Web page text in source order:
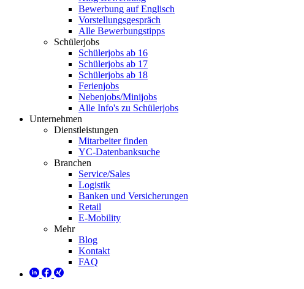
Bewerbung auf Englisch
Vorstellungsgespräch
Alle Bewerbungstipps
Schülerjobs
Schülerjobs ab 16
Schülerjobs ab 17
Schülerjobs ab 18
Ferienjobs
Nebenjobs/Minijobs
Alle Info's zu Schülerjobs
Unternehmen
Dienstleistungen
Mitarbeiter finden
YC-Datenbanksuche
Branchen
Service/Sales
Logistik
Banken und Versicherungen
Retail
E-Mobility
Mehr
Blog
Kontakt
FAQ